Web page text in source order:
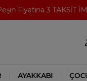
Fiyatına 3 TAKSİT
AYAKKABI